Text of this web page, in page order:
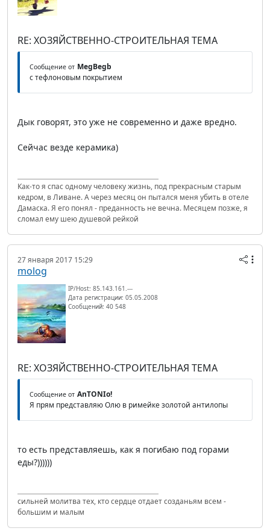
RE: ХОЗЯЙСТВЕННО-СТРОИТЕЛЬНАЯ ТЕМА
Сообщение от MegBegb
с тефлоновым покрытием
Дык говорят, это уже не современно и даже вредно.
Сейчас везде керамика)
Как-то я спас одному человеку жизнь, под прекрасным старым
кедром, в Ливане. А через месяц он пытался меня убить в отеле
Дамаска. Я его понял - преданность не вечна. Месяцем позже, я
сломал ему шею душевой рейкой
27 января 2017 15:29
molog
IP/Host: 85.143.161.---
Дата регистрации: 05.05.2008
Сообщений: 40 548
RE: ХОЗЯЙСТВЕННО-СТРОИТЕЛЬНАЯ ТЕМА
Сообщение от AnTONIo!
Я прям представляю Олю в римейке золотой антилопы
то есть представляешь, как я погибаю под горами
еды?))))))
сильней молитва тех, кто сердце отдает созданьям всем -
большим и малым